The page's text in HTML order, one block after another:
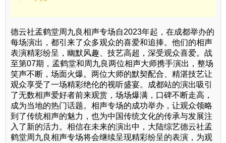
德云社孟鹤堂周九良相声专场自2023年起，在成都举办的
每场演出，都引来了众多观众的喜爱和追捧。他们的相声
表演精彩纷呈，幽默风趣、技艺高超，深受观众喜爱。战
至第07期，孟鹤堂和周九良两位相声大师携手演出，整场
笑声不断，场面火爆。两位大师的默契配合、精湛技艺让
观众享受了一场精彩绝伦的视听盛宴。成都站的演出吸引
了无数相声爱好者前来观赏，场场爆满，口碑不断走高，
成为当地的热门话题。相声专场的成功举办，让观众领略
到了传统相声的魅力，也为中国传统文化的传承与发展注
入了新的活力。相信在未来的演出中，大陆综艺德云社孟
鹤堂周九良相声专场将会继续呈现精彩纷呈的表演，为观